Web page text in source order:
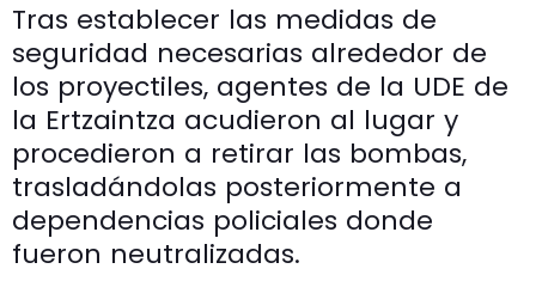
Tras establecer las medidas de
seguridad necesarias alrededor de
los proyectiles, agentes de la UDE de
la Ertzaintza acudieron al lugar y
procedieron a retirar las bombas,
trasladándolas posteriormente a
dependencias policiales donde
fueron neutralizadas.